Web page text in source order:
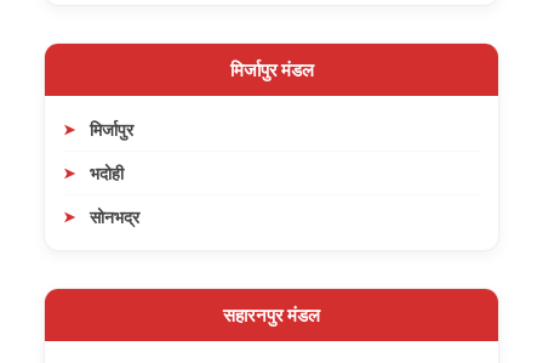
मिर्जापुर मंडल
मिर्जापुर
भदोही
सोनभद्र
सहारनपुर मंडल